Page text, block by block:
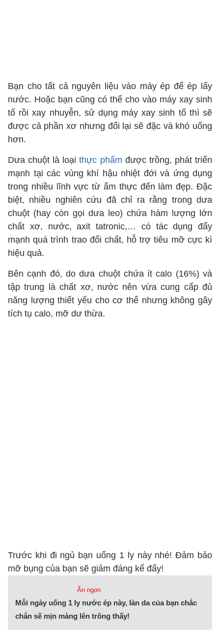
Bạn cho tất cả nguyên liệu vào máy ép để ép lấy
nước. Hoặc bạn cũng có thể cho vào máy xay sinh
tố rồi xay nhuyễn, sử dụng máy xay sinh tố thì sẽ
được cả phần xơ nhưng đổi lại sẽ đặc và khó uống
hơn.
Dưa chuột là loạithực phẩm được trồng, phát triển
mạnh tại các vùng khí hậu nhiệt đới và ứng dụng
trong nhiều lĩnh vực từ ẩm thực đến làm đẹp. Đặc
biệt, nhiều nghiên cứu đã chỉ ra rằng trong dưa
chuột (hay còn gọi dưa leo) chứa hàm lượng lớn
chất xơ, nước, axit tatronic,… có tác dụng đẩy
mạnh quá trình trao đổi chất, hỗ trợ tiêu mỡ cực kì
hiệu quả.
Bên cạnh đó, do dưa chuột chứa ít calo (16%) và
tập trung là chất xơ, nước nên vừa cung cấp đủ
năng lượng thiết yếu cho cơ thể nhưng không gây
tích tụ calo, mỡ dư thừa.
Trước khi đi ngủ bạn uống 1 ly này nhé! Đảm bảo
mỡ bụng của bạn sẽ giảm đáng kể đấy!
Ăn ngon
Mỗi ngày uống 1 ly nước ép này, làn da của bạn chắc
chắn sẽ mịn màng lên trông thấy!